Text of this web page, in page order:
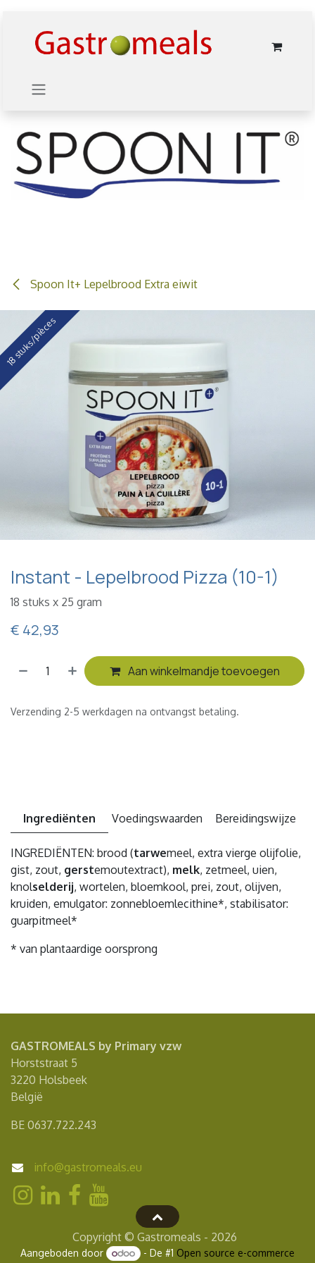
Spoon It+ Lepelbrood Extra eiwit
18 stuks/pièces
Instant - Lepelbrood Pizza (10-1)
18 stuks x 25 gram
€ 42,93
Aan winkelmandje toevoegen
Verzending 2-5 werkdagen na ontvangst betaling.
Ingrediënten Voedingswaarden Bereidingswijze
INGREDIËNTEN: brood (tarwemeel, extra vierge olijfolie,
gist, zout, gerstemoutextract), melk, zetmeel, uien,
knolselderij, wortelen, bloemkool, prei, zout, olijven,
kruiden, emulgator: zonnebloemlecithine*, stabilisator:
guarpitmeel*
* van plantaardige oorsprong
GASTROMEALS by Primary vzw
Horststraat 5
3220 Holsbeek
België
BE 0637.722.243
info@gastromeals.eu
Copyright © Gastromeals - 2026
Aangeboden door - De #1 Open source e-commerce